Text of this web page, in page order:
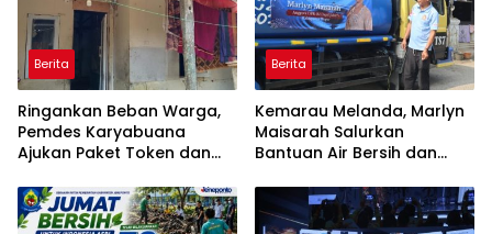
Berita
Ringankan Beban Warga,
Pemdes Karyabuana
Ajukan Paket Token dan
PLN
Berita
Kemarau Melanda, Marlyn
Maisarah Salurkan
Bantuan Air Bersih dan
Babakan Madang